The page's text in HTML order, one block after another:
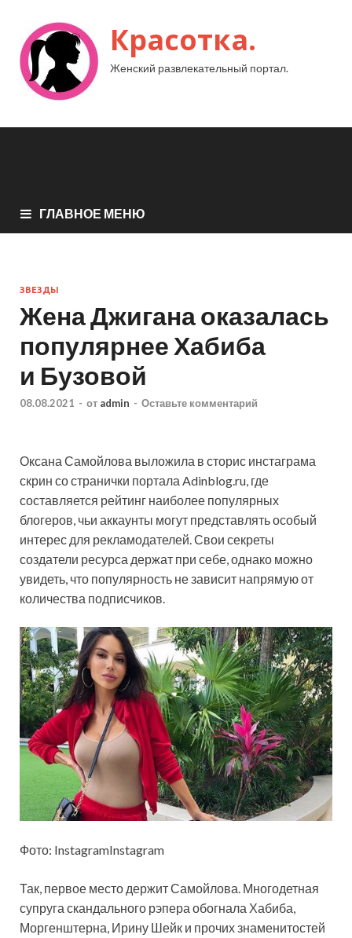
Красотка.
Женский развлекательный портал.
ГЛАВНОЕ МЕНЮ
ЗВЕЗДЫ
Жена Джигана оказалась
популярнее Хабиба
и Бузовой
08.08.2021 - от admin - Оставьте комментарий
Оксана Самойлова выложила в сторис инстаграма
скрин со странички портала Adinblog.ru, где
составляется рейтинг наиболее популярных
блогеров, чьи аккаунты могут представлять особый
интерес для рекламодателей. Свои секреты
создатели ресурса держат при себе, однако можно
увидеть, что популярность не зависит напрямую от
количества подписчиков.
Фото: InstagramInstagram
Так, первое место держит Самойлова. Многодетная
супруга скандального рэпера обогнала Хабиба,
Моргенштерна, Ирину Шейк и прочих знаменитостей